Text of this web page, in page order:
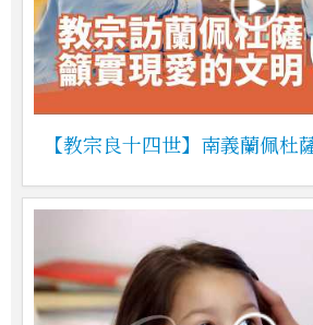
【教宗良十四世】南義蘭佩杜